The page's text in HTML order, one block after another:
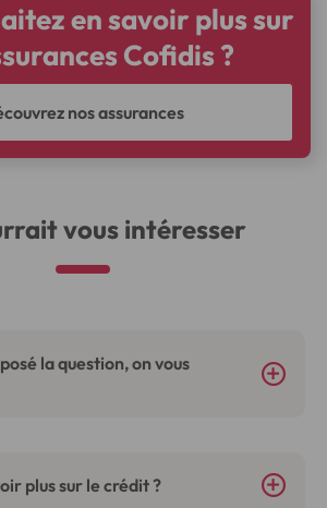
en savoir plus sur
Cofidis ?
nos assurances
vous intéresser
la question, on vous
plus sur le crédit ?